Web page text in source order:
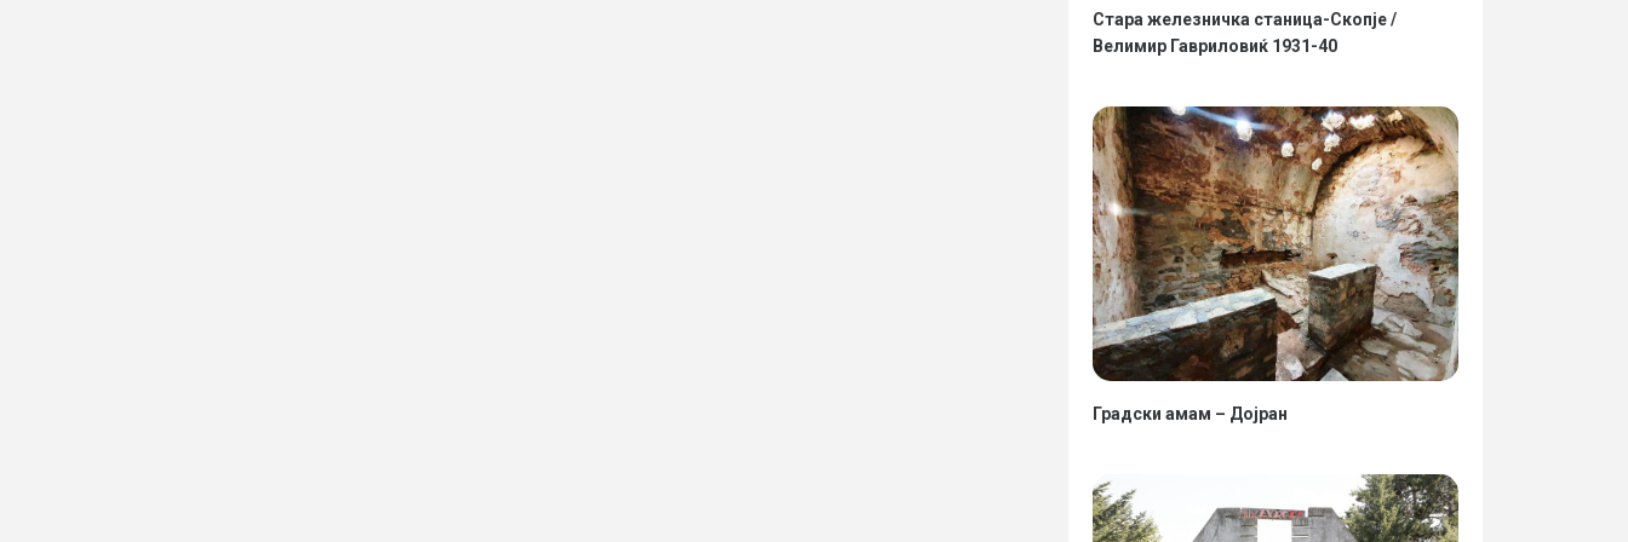
Стара железничка станица-Скопје /
Велимир Гавриловиќ 1931-40
Градски амам – Дојран